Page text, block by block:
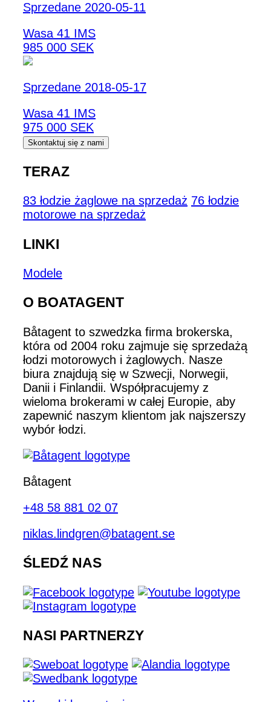
Sprzedane 2020-05-11
Wasa 41 IMS
985 000 SEK
Sprzedane 2018-05-17
Wasa 41 IMS
975 000 SEK
Skontaktuj się z nami
TERAZ
83 łodzie żaglowe na sprzedaż 76 łodzie
motorowe na sprzedaż
LINKI
Modele
O BOATAGENT
Båtagent to szwedzka firma brokerska,
która od 2004 roku zajmuje się sprzedażą
łodzi motorowych i żaglowych. Nasze
biura znajdują się w Szwecji, Norwegii,
Danii i Finlandii. Współpracujemy z
wieloma brokerami w całej Europie, aby
zapewnić naszym klientom jak najszerszy
wybór łodzi.
Båtagent
+48 58 881 02 07
niklas.lindgren@batagent.se
ŚLEDŹ NAS
NASI PARTNERZY